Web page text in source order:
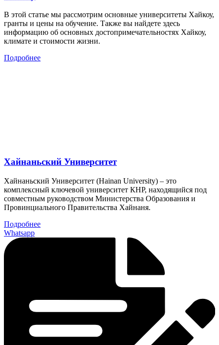
В этой статье мы рассмотрим основные университеты Хайкоу,
гранты и цены на обучение. Также вы найдете здесь
информацию об основных достопримечательностях Хайкоу,
климате и стоимости жизни.
Подробнее
Хайнаньский Университет
Хайнаньский Университет (Hainan University) – это
комплексный ключевой университет КНР, находящийся под
совместным руководством Министерства Образования и
Провинциального Правительства Хайнаня.
Подробнее
Whatsapp